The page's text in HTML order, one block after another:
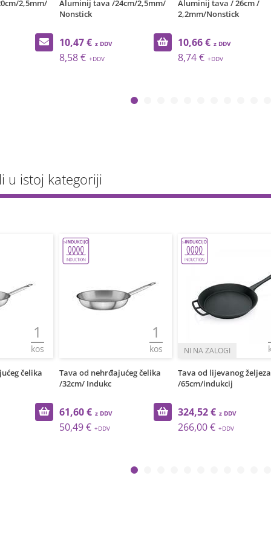
2,5mm/
Aluminij tava / 26cm /
2,2mm/Nonstick
10,66 €
8,74 €
Aluminij tava /28cm/
Nonstick
10,75 €
8,81 €
u istoj kategoriji
1
kos
čelika
1
kos
Tava od lijevanog željeza
/65cm/indukcij
324,52 €
266,00 €
Tava od lijevanog
željeza/25cm/Indukcija
19,13 €
15,68 €